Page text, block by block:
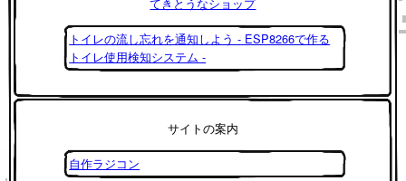
てきとうなショップ
トイレの流し忘れを通知しよう - ESP8266で作る
トイレ使用検知システム -
サイトの案内
自作ラジコン